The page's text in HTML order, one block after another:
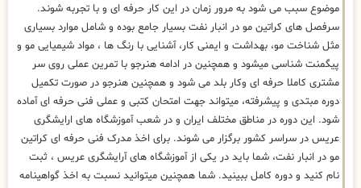
موضوع سبب می شود به مرور زمان در این کار حرفه ای و با تجربه شوند.
سرفصل های کراتین مو در انبار نفت بسیار جامع بوده و شامل موارد بسیاری
مثل شناخت مو، بهداشت و ایمنی کار، آشنایی با رنگ ها ، مواد شیمیایی مو و
پیگمنت شناسی میشود و همچنین در ادامه هنرجو با تمرین عملی روی سر
مشتری کاملا حرفه ای وکار بلد می شود و همچنین هنرجو در صورت تکمیل
دوره مبتدی و پیشرفته، میتواند جهت امتحان کتبی و عملی فنی حرفه ای آماده
شود. این دوره در مناطق مختلف ایران و در شعب آموزشگاه های ارایشگری
عریس در سراسر کشور برگزار می شوند. برای اخذ مدرک فنی حرفه ای کراتین
مو در انبار نفت، شما باید در یکی از آموزشگاه های آرایشگری عریس ، ثبت
نام کنید و دوره کامل ببینید. شما همچنین میتوانید نسبت به اخذ گواهینامه